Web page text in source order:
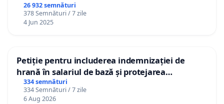
26 932 semnături
378 Semnături / 7 zile
4 Jun 2025
Petiție pentru includerea indemnizației de
hrană în salariul de bază și protejarea
gradațiilor de vechime pentru asistenții
personali
334 semnături
334 Semnături / 7 zile
6 Aug 2026